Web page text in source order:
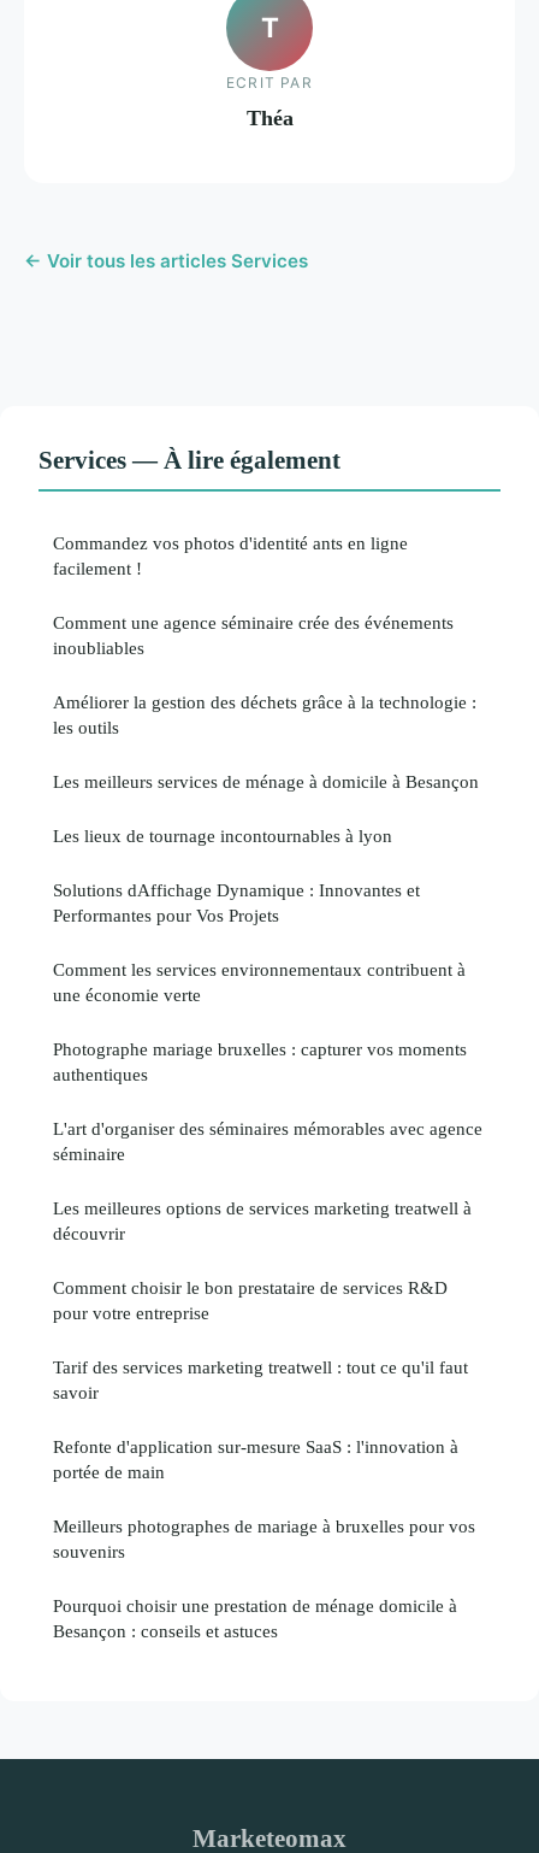
T
ECRIT PAR
Théa
← Voir tous les articles Services
Services — À lire également
Commandez vos photos d'identité ants en ligne
facilement !
Comment une agence séminaire crée des événements
inoubliables
Améliorer la gestion des déchets grâce à la technologie :
les outils
Les meilleurs services de ménage à domicile à Besançon
Les lieux de tournage incontournables à lyon
Solutions dAffichage Dynamique : Innovantes et
Performantes pour Vos Projets
Comment les services environnementaux contribuent à
une économie verte
Photographe mariage bruxelles : capturer vos moments
authentiques
L'art d'organiser des séminaires mémorables avec agence
séminaire
Les meilleures options de services marketing treatwell à
découvrir
Comment choisir le bon prestataire de services R&D
pour votre entreprise
Tarif des services marketing treatwell : tout ce qu'il faut
savoir
Refonte d'application sur-mesure SaaS : l'innovation à
portée de main
Meilleurs photographes de mariage à bruxelles pour vos
souvenirs
Pourquoi choisir une prestation de ménage domicile à
Besançon : conseils et astuces
Marketeomax